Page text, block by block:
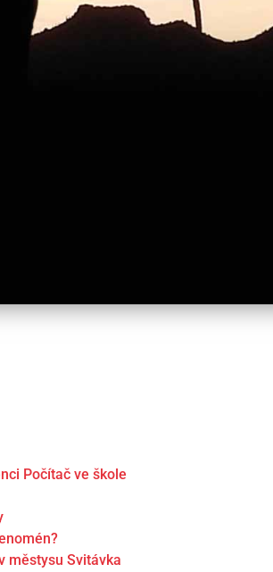
Počítač ve škole
městysu Svitávka